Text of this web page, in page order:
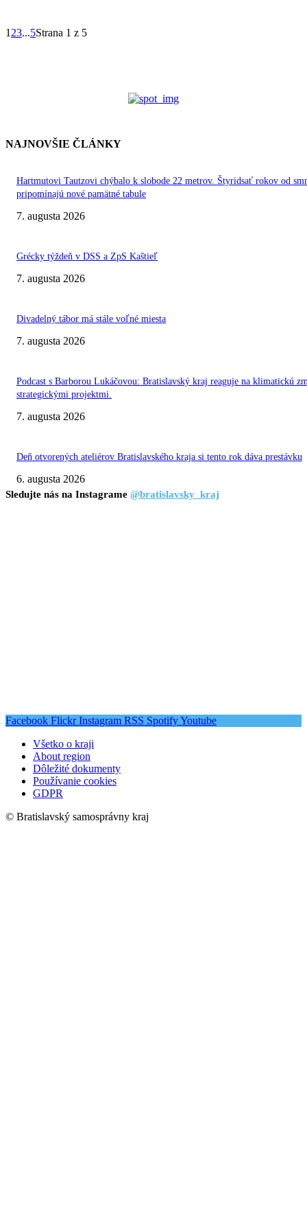
1 23...5Strana 1 z 5
NAJNOVŠIE ČLÁNKY
Hartmutovi Tautzovi chýbalo k slobode 22 metrov. Štyridsať rokov od
pripomínajú nové pamätné tabule
7. augusta 2026
Grécky týždeň v DSS a ZpS Kaštieľ
7. augusta 2026
Divadelný tábor má stále voľné miesta
7. augusta 2026
Podcast s Barborou Lukáčovou: Bratislavský kraj reaguje na klimatickú
strategickými projektmi.
7. augusta 2026
Deň otvorených ateliérov Bratislavského kraja si tento rok dáva prestávku
6. augusta 2026
Sledujte nás na Instagrame @bratislavsky_kraj
Facebook Flickr Instagram RSS SpotifyYoutube
Všetko o kraji
About region
Dôležité dokumenty
Používanie cookies
GDPR
© Bratislavský samosprávny kraj